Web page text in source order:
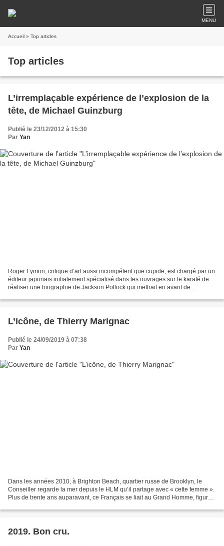
MENU
Accueil » Top articles
Top articles
L’irremplaçable expérience de l’explosion de la
tête, de Michael Guinzburg
Publié le 23/12/2012 à 15:30
Par Yan
Roger Lymon, critique d’art aussi incompétent que cupide, est chargé par un
éditeur japonais initialement spécialisé dans les ouvrages sur le karaté de
réaliser une biographie de Jackson Pollock qui mettrait en avant de
L’icône, de Thierry Marignac
Publié le 24/09/2019 à 07:38
Par Yan
Dans les années 2010, à Brighton Beach, quartier russe de Brooklyn, le
Conseiller regarde la mer depuis le HLM qu’il partage avec « cette femme ».
Plus de trente ans auparavant, ce Français se liait au Grand Homme, figure
2019. Bon cru.